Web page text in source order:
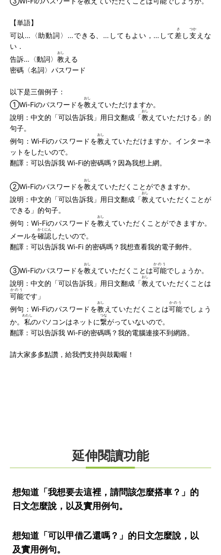
【単語】
可以…〈助動詞〉…できる、…してもよい，…して差
さ
し支
つか
えな
い．
告訴…〈動詞〉 教
おし
える
密碼〈名詞〉パスワード
以下是三個例子：
①Wi-Fiのパスワードを教
おし
えていただけますか。
說明：中文的「可以告訴我」用日文翻成「教
おし
えていただける」的
句子。
例句：Wi-Fiのパスワードを教
おし
えていただけますか。インターネ
ットをしたいので。
翻譯：可以告訴我 Wi-Fi的密碼嗎？因為我想上網。
②Wi-Fiのパスワードを教
おし
えていただくことができますか。
說明：中文的「可以告訴我」用日文翻成「教
おし
えていただくことが
できる」的句子。
例句：Wi-Fiのパスワードを教
おし
えていただくことができますか。
メールを確認
かくにん
したいので。
翻譯：可以告訴我 Wi-Fi 的密碼嗎？我想查看我的電子郵件。
③Wi-Fiのパスワードを教
おし
えていただくことは可能
かのう
でしょうか。
說明：中文的「可以告訴我」用日文翻成「教
おし
えていただくことは
可能
かのう
です」
例句：Wi-Fiのパスワードを教
おし
えていただくことは可能
かのう
でしょう
か。 私
わたし
のパソコンはネットに繋
つな
がっていないので。
翻譯：可以告訴我 Wi-Fi的密碼嗎？我的電腦連接不到網路。
請大家多多點讚，給我們支持與鼓勵喔！
延伸閱讀功能
想知道「我想要去這裡，請問該怎麼搭車？」的
日文怎麼說，以及實用例句。
想知道「可以甲借乙還嗎？」的日文怎麼說，以
及實用例句。